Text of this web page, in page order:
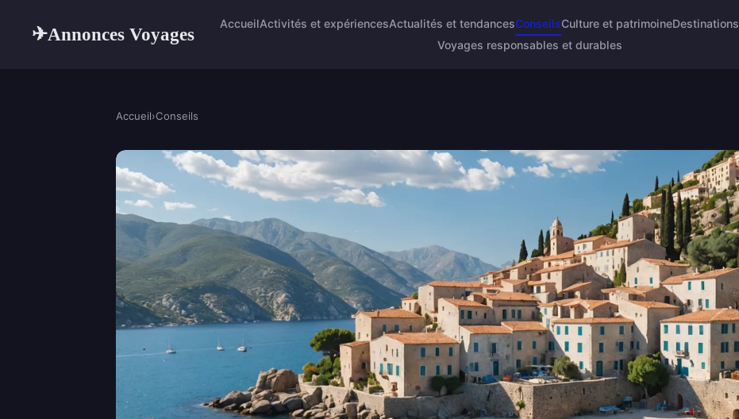
✈Annonces Voyages AccueilActivités et expériencesActualités et tendancesConseilsCulture et patrimoineDestinations
Voyages responsables et durables
Accueil›Conseils